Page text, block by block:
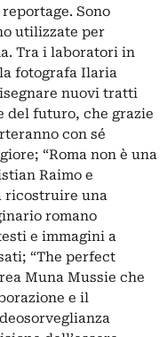
Sono
utilizzate per
Tra i laboratori in
fotografa Ilaria
nuovi tratti
del futuro, che grazie
con sé
“Roma non è una
Raimo e
ricostruire una
romano
e immagini a
“The perfect
Muna Mussie che
e il